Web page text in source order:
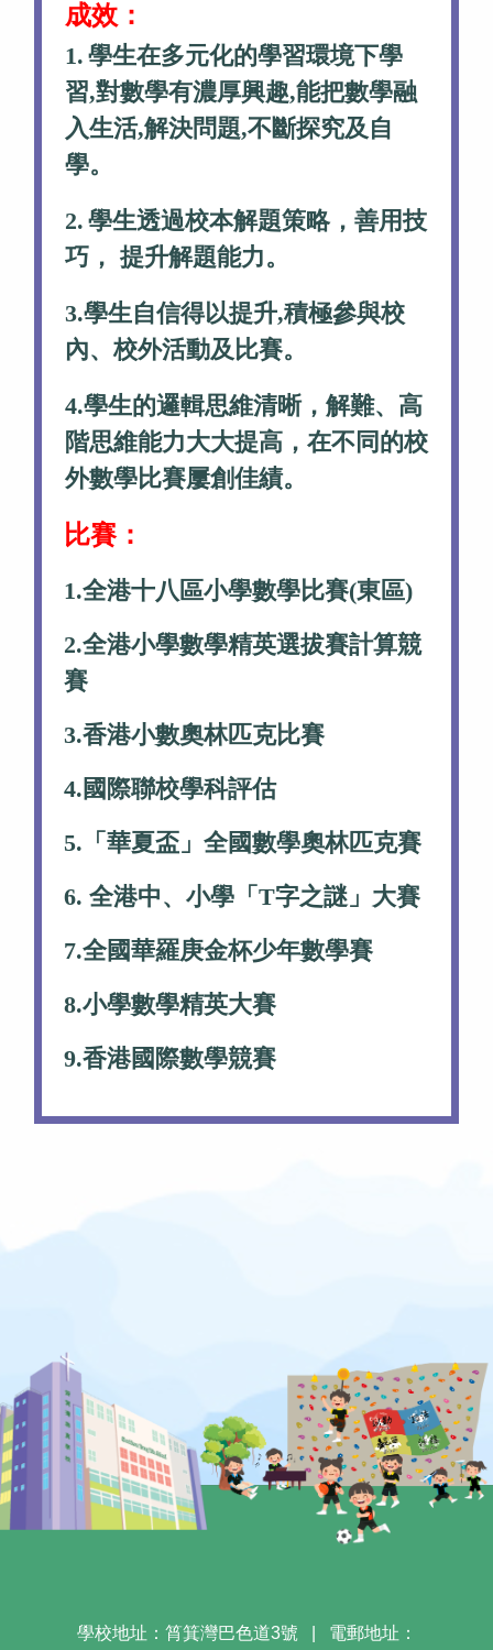
成效：
1. 學生在多元化的學習環境下學
習,對數學有濃厚興趣,能把數學融
入生活,解決問題,不斷探究及自
學。
2. 學生透過校本解題策略，善用技
巧， 提升解題能力。
3.學生自信得以提升,積極參與校
內、校外活動及比賽。
4.學生的邏輯思維清晰，解難、高
階思維能力大大提高，在不同的校
外數學比賽屢創佳績。
比賽：
1.全港十八區小學數學比賽(東區)
2.全港小學數學精英選拔賽計算競
賽
3.香港小數奧林匹克比賽
4. 國際聯校學科評估
5. 「華夏盃」全國數學奧林匹克賽
6. 全港中、小學「T字之謎」大賽
7.全國華羅庚金杯少年數學賽
8.小學數學精英大賽
9.香港國際數學競賽
學校地址：筲箕灣巴色道3號
電郵地址：